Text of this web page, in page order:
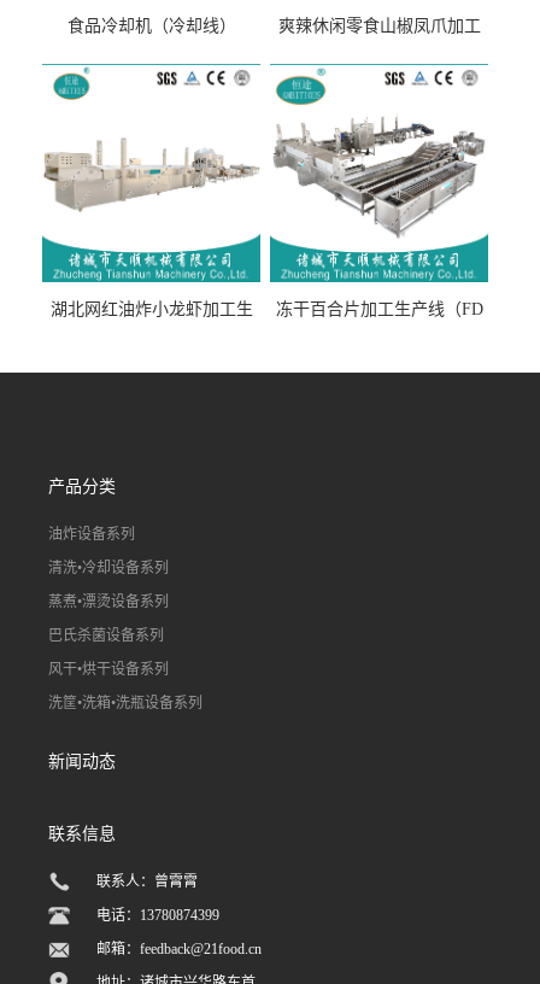
食品冷却机（冷却线）
爽辣休闲零食山椒凤爪加工
流水线）
湖北网红油炸小龙虾加工生
线）
冻干百合片加工生产线（FD
线）
产品分类
油炸设备系列
清洗•冷却设备系列
蒸煮•漂烫设备系列
巴氏杀菌设备系列
风干•烘干设备系列
洗筐•洗箱•洗瓶设备系列
新闻动态
联系信息
联系人：曾霄霄
电话：13780874399
邮箱：feedback@21food.cn